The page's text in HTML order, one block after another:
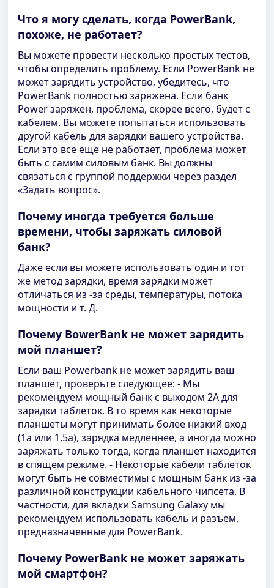
Что я могу сделать, когда PowerBank,
похоже, не работает?
Вы можете провести несколько простых тестов,
чтобы определить проблему. Если PowerBank не
может зарядить устройство, убедитесь, что
PowerBank полностью заряжена. Если банк
Power заряжен, проблема, скорее всего, будет с
кабелем. Вы можете попытаться использовать
другой кабель для зарядки вашего устройства.
Если это все еще не работает, проблема может
быть с самим силовым банк. Вы должны
связаться с группой поддержки через раздел
«Задать вопрос».
Почему иногда требуется больше
времени, чтобы заряжать силовой
банк?
Даже если вы можете использовать один и тот
же метод зарядки, время зарядки может
отличаться из -за среды, температуры, потока
мощности и т. Д.
Почему BowerBank не может зарядить
мой планшет?
Если ваш Powerbank не может зарядить ваш
планшет, проверьте следующее: - Мы
рекомендуем мощный банк с выходом 2А для
зарядки таблеток. В то время как некоторые
планшеты могут принимать более низкий вход
(1a или 1,5a), зарядка медленнее, а иногда можно
заряжать только тогда, когда планшет находится
в спящем режиме. - Некоторые кабели таблеток
могут быть не совместимы с мощным банк из -за
различной конструкции кабельного чипсета. В
частности, для вкладки Samsung Galaxy мы
рекомендуем использовать кабель и разъем,
предназначенные для PowerBank.
Почему PowerBank не может заряжать
мой смартфон?